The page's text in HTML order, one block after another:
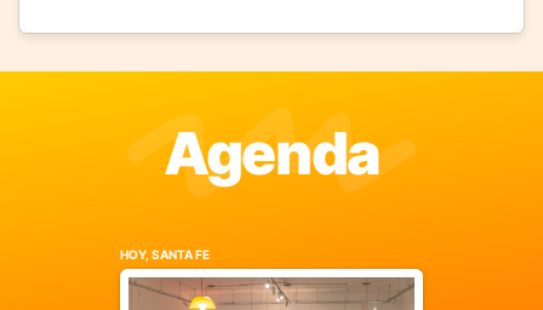
Agenda
HOY, SANTA FE